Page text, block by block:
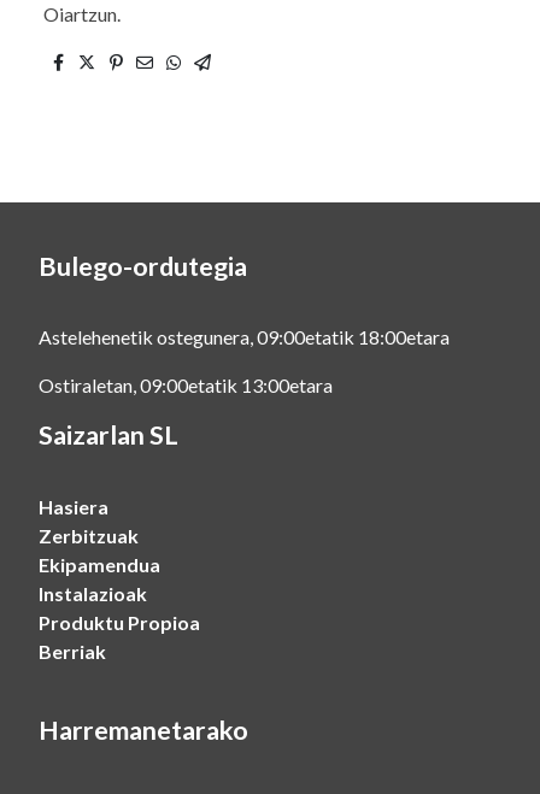
Oiartzun.
Bulego-ordutegia
Astelehenetik ostegunera, 09:00etatik 18:00etara
Ostiraletan, 09:00etatik 13:00etara
Saizarlan SL
Hasiera
Zerbitzuak
Ekipamendua
Instalazioak
Produktu Propioa
Berriak
Harremanetarako